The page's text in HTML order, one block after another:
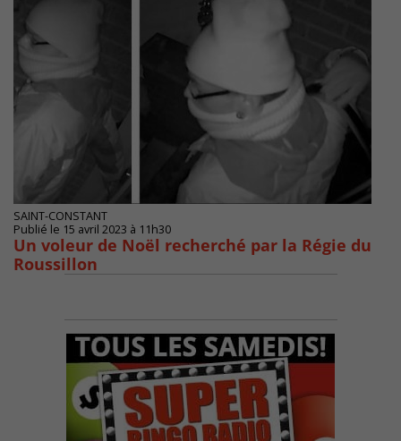
SAINT-CONSTANT
Publié le 15 avril 2023 à 11h30
Un voleur de Noël recherché par la Régie du
Roussillon